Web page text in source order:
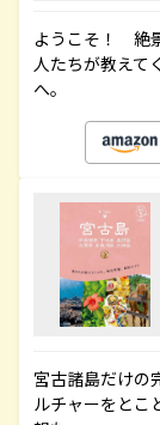
ようこそ！ 絶
人たちが教えて
へ。
宮古諸島だけ
ルチャーをとこ